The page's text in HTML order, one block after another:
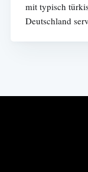
mit typisch
Deutschland